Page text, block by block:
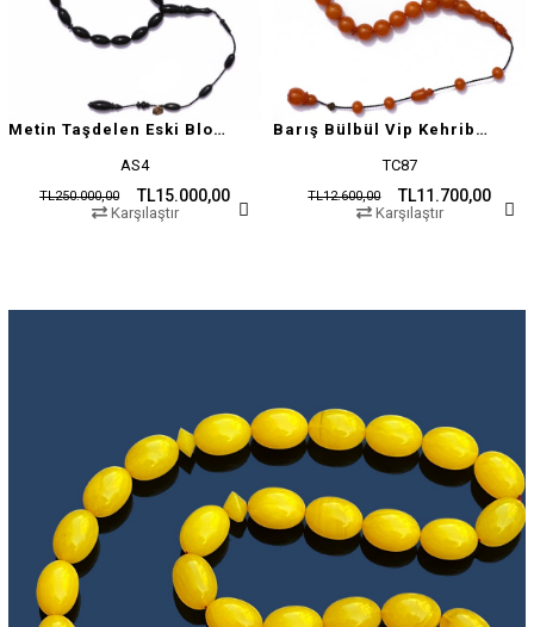
Metin Taşdelen Eski Blok Sıkma
AS4
TL15.000,00
TL250.000,00
Karşılaştır
Barış Bülbül Vip Kehribar Tesbih
TC87
TL11.700,00
TL12.600,00
Karşılaştır